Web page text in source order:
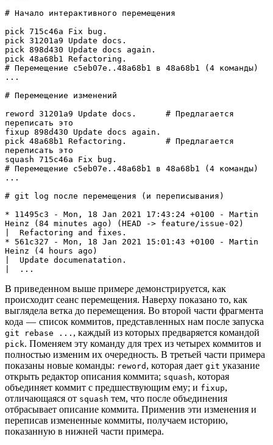
# Начало интерактивного перемещения
pick 715c46a Fix bug.
pick 31201a9 Update docs.
pick 898d430 Update docs again.
pick 48a68b1 Refactoring.
# Перемещение c5eb07e..48a68b1 в 48a68b1 (4 команды)
...
# Перемещение изменений
reword 31201a9 Update docs.      # Предлагается
переписать это
fixup 898d430 Update docs again.
pick 48a68b1 Refactoring.        # Предлагается
переписать это
squash 715c46a Fix bug.
# Перемещение c5eb07e..48a68b1 в 48a68b1 (4 команды)
...
# git log после перемещения (и переписывания)
* 11495c3 - Mon, 18 Jan 2021 17:43:24 +0100 - Martin
Heinz (84 minutes ago) (HEAD -> feature/issue-02)
|  Refactoring and fixes.
* 561c327 - Mon, 18 Jan 2021 15:01:43 +0100 - Martin
Heinz (4 hours ago)
|  Update documenatation.
|  ...
В приведенном выше примере демонстрируется, как
происходит сеанс перемещения. Наверху показано то, как
выглядела ветка до перемещения. Во второй части фрагмента
кода — список коммитов, представленных нам после запуска
git rebase ... , каждый из которых предваряется командой
pick. Поменяем эту команду для трех из четырех коммитов и
полностью изменим их очередность. В третьей части примера
показаны новые команды: reword , которая дает git указание
открыть редактор описания коммита; squash, которая
объединяет коммит с предшествующим ему; и fixup,
отличающаяся от squash тем, что после объединения
отбрасывает описание коммита. Применив эти изменения и
переписав измененные коммиты, получаем историю,
показанную в нижней части примера.